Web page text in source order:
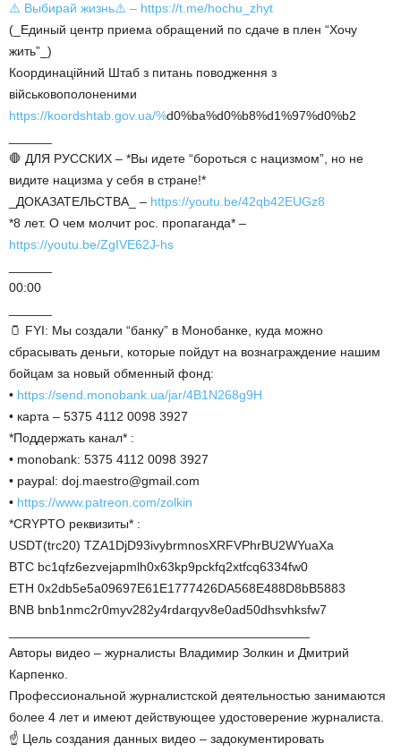
⚠️ Выбирай жизнь⚠️ – https://t.me/hochu_zhyt
(_Единый центр приема обращений по сдаче в плен “Хочу
жить”_)
Координаційний Штаб з питань поводження з
військовополоненими
https://koordshtab.gov.ua/%d0%ba%d0%b8%d1%97%d0%b2
🛑 ДЛЯ РУССКИХ – *Вы идете “бороться с нацизмом”, но не
видите нацизма у себя в стране!*
_ДОКАЗАТЕЛЬСТВА_ – https://youtu.be/42qb42EUGz8
*8 лет. О чем молчит рос. пропаганда* –
https://youtu.be/ZgIVE62J-hs
00:00
🫙 FYI: Мы создали “банку” в Монобанке, куда можно
сбрасывать деньги, которые пойдут на вознаграждение нашим
бойцам за новый обменный фонд:
• https://send.monobank.ua/jar/4B1N268g9H
• карта – 5375 4112 0098 3927
*Поддержать канал* :
• monobank: 5375 4112 0098 3927
• paypal: doj.maestro@gmail.com
• https://www.patreon.com/zolkin
*CRYPTO реквизиты* :
USDT(trc20) TZA1DjD93ivybrmnosXRFVPhrBU2WYuaXa
BTC bc1qfz6ezvejapmlh0x63kp9pckfq2xtfcq6334fw0
ETH 0x2db5e5a09697E61E1777426DA568E488D8bB5883
BNB bnb1nmc2r0myv282y4rdarqyv8e0ad50dhsvhksfw7
Авторы видео – журналисты Владимир Золкин и Дмитрий
Карпенко.
Профессиональной журналистской деятельностью занимаются
более 4 лет и имеют действующее удостоверение журналиста.
☝️ Цель создания данных видео – задокументировать